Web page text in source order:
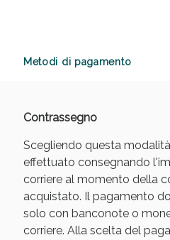
Metodi di pagamento
Contrassegno
Scegliendo questa
effettuato consegnando
corriere al momento della
acquistato. Il pagamento
solo con banconote o
corriere. Alla scelta del
Vie Urinarie e Prostata: